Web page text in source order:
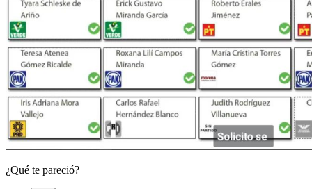
¿Qué te pareció?